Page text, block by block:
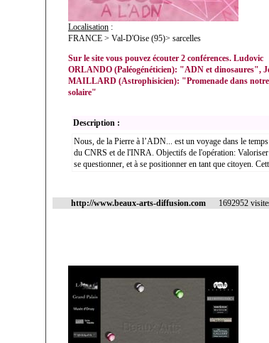
Localisation :
FRANCE > Val-D'Oise (95)> sarcelles
Sur le site vous pouvez écouter 2 conférences. Ludovic
ORLANDO (Paléogénéticien): "ADN et dinosaures",
MAILLARD (Astrophisicien): "Promenade dans notre
solaire"
Description :
Nous, de la Pierre à l’ADN... est un voyage dans le
du CNRS et de l'INRA. Objectifs de l'opération: Valoriser
se questionner, et à se positionner en tant que citoyen.
http://www.beaux-arts-diffusion.com 1692952